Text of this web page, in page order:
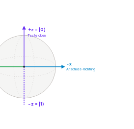
+z = |0⟩
Taste oben
−z = |1⟩
−x
Anschluss-Richtung